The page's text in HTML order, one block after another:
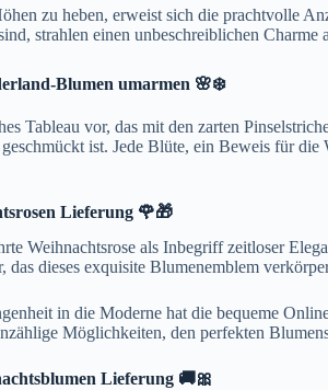
zu heben, erweist sich die prachtvolle
strahlen einen unbeschreiblichen
Blumen umarmen 🌸❄️
Tableau vor, das mit den zarten
ist. Jede Blüte, ein Beweis für
Lieferung 🌹🎁
Weihnachtsrose als Inbegriff zeitloser
dieses exquisite Blumenemblem
in die Moderne hat die bequeme
Möglichkeiten, den perfekten
Lieferung 🚚🎀